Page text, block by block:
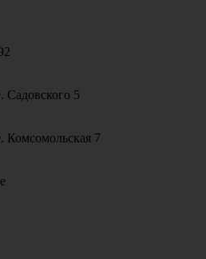
Садовского 5
Комсомольская 7